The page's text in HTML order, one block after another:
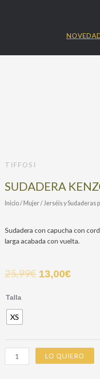
TIFFOSI
SUDADERA
Inicio/ Mujer/Jerséis y Sudaderas
Sudadera con capucha con
larga acabada con vuelta.
25,99€ 13,00€
Talla
XS
SUDADERA
CAMEL
LO QUIERO